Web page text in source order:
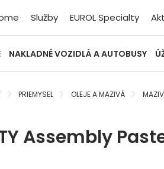
Služby EUROL Specialty
NAKLADNÉ VOZIDLÁ A AUTOBUSY
PRIEMYSEL OLEJE A MAZIVÁ
Assembly